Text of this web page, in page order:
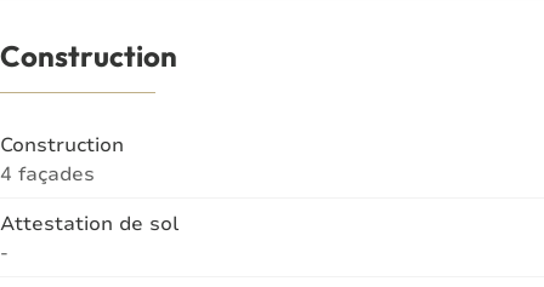
Construction
Construction
4 façades
Attestation de sol
-